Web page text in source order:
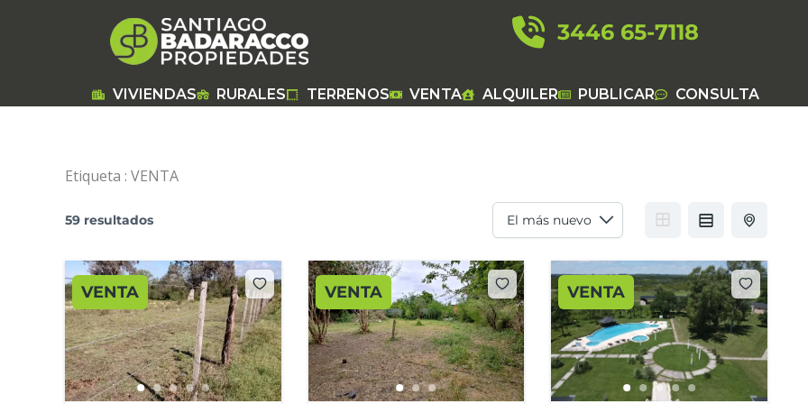
3446 65-7118
VIVIENDAS RURALES TERRENOS VENTA ALQUILER PUBLICAR CONSULTA
Etiqueta : VENTA
59 resultados
VENTA VENTA VENTA